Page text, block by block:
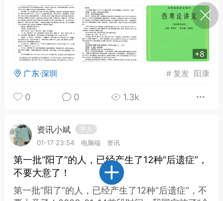
·特急预警】关
节返乡期间“闪
急提示
0
如何购买【理肺清瘟膏】
【养正护络膏】？
容平，顺时收
时精气
0
谷气行、营卫通：《黄帝内
经》视角下的脾胃调养要义
谦济书童 0
+8
广东·深圳 # 复发 阳康
0 0 1.3k
资讯小斌
平人
01-17 23:54
电脑端 资讯
第一批“阳了”的人，已经产生了12种“后遗症”，
不要大意了！
第一批“阳了”的人，已经产生了12种“后遗症”，不